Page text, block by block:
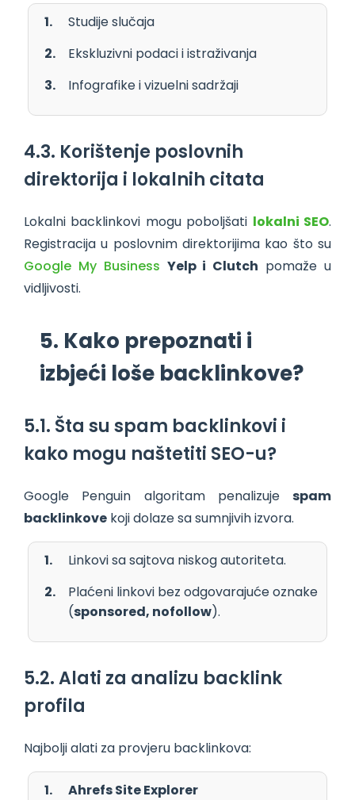
Studije slučaja
Ekskluzivni podaci i istraživanja
Infografike i vizuelni sadržaji
4.3. Korištenje poslovnih
direktorija i lokalnih citata
Lokalni backlinkovi mogu poboljšati lokalni SEO.
Registracija u poslovnim direktorijima kao što su
Google My Business Yelp i Clutch pomaže u
vidljivosti.
5. Kako prepoznati i
izbjeći loše backlinkove?
5.1. Šta su spam backlinkovi i
kako mogu naštetiti SEO-u?
Google Penguin algoritam penalizuje spam
backlinkove koji dolaze sa sumnjivih izvora.
Linkovi sa sajtova niskog autoriteta.
Plaćeni linkovi bez odgovarajuće oznake
(sponsored, nofollow).
5.2. Alati za analizu backlink
profila
Najbolji alati za provjeru backlinkova:
Ahrefs Site Explorer